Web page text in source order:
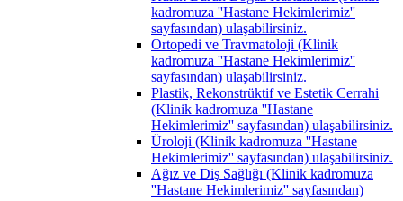
kadromuza ''Hastane Hekimlerimiz''
sayfasından) ulaşabilirsiniz.
Ortopedi ve Travmatoloji (Klinik
kadromuza ''Hastane Hekimlerimiz''
sayfasından) ulaşabilirsiniz.
Plastik, Rekonstrüktif ve Estetik Cerrahi
(Klinik kadromuza ''Hastane
Hekimlerimiz'' sayfasından) ulaşabilirsiniz.
Üroloji (Klinik kadromuza ''Hastane
Hekimlerimiz'' sayfasından) ulaşabilirsiniz.
Ağız ve Diş Sağlığı (Klinik kadromuza
''Hastane Hekimlerimiz'' sayfasından)